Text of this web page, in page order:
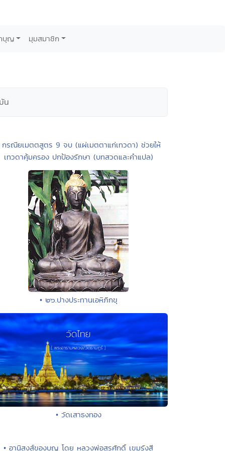
บุญ มุมสมาชิก
น
กรณียเมตตสูตร 9 จบ (แผ่เมตตาแก่เทวดา) ช่วยให้
เทวดาคุ้มครอง ปกป้องรักษา (บทสวดและคำแปล)
• ๒๖.ปางประทานเอหิภิกขุ
• วัดเสาธงทอง
• อานิสงส์ของบุญ โดย หลวงพ่อสุรศักดิ์ เขมรังสี